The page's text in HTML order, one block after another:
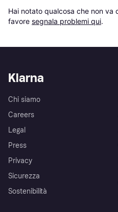
Hai notato qualcosa che non va
favore segnala problemi qui.
Klarna
Chi siamo
Careers
Legal
Press
Privacy
Sicurezza
Sostenibilità